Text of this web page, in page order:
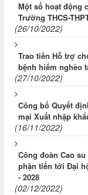
Một số hoạt động
Trường THCS-
(26/10/2022)
Trao tiền Hỗ trợ
bệnh hiểm nghèo
(27/10/2022)
Công bố Quyết
mại Xuất nhập
(16/11/2022)
Công đoàn Cao
phận tiến tới Đại
- 2028
(02/12/2022)